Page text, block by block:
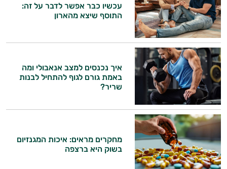
עכשיו כבר אפשר לדבר על זה:
התוסף שיצא מהארון
איך נכנסים למצב אנאבולי ומה
באמת גורם לגוף להתחיל לבנות
שריר?
מחקרים מראים: איכות המגנזיום
בשוק היא ברצפה
היי,
אני יועץ הבריאות האישי AI של טבע בריא.
התשובות שלי מבוססות על מאגרי מידע קליניים
וספרות מקצועית בתחומי הרפואה הטבעית
ותזונת הספורט.